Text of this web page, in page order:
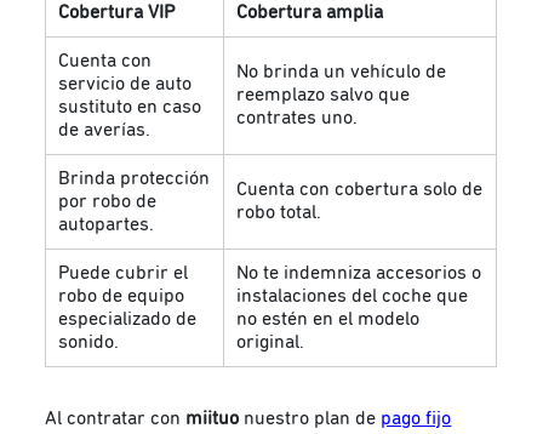
Cobertura VIP Cobertura amplia
Cuenta con
servicio de auto
sustituto en caso
de averías.
No brinda un vehículo de
reemplazo salvo que
contrates uno.
Brinda protección
por robo de
autopartes.
Cuenta con cobertura solo de
robo total.
Puede cubrir el
robo de equipo
especializado de
sonido.
No te indemniza accesorios o
instalaciones del coche que
no estén en el modelo
original.
Al contratar con miituo nuestro plan de pago fijo